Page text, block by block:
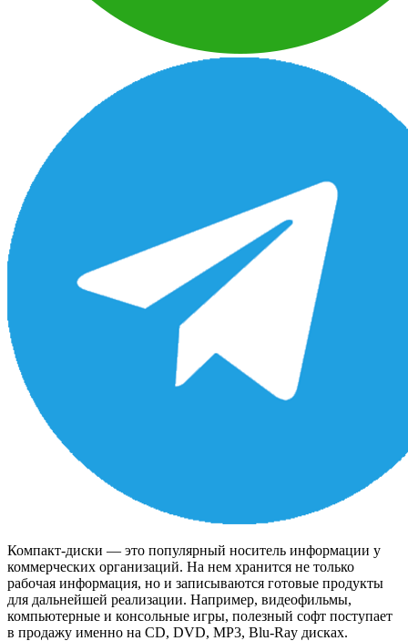
Компакт-диски — это популярный носитель информации у
коммерческих организаций. На нем хранится не только
рабочая информация, но и записываются готовые продукты
для дальнейшей реализации. Например, видеофильмы,
компьютерные и консольные игры, полезный софт поступает
в продажу именно на CD, DVD, MP3, Blu-Ray дисках.